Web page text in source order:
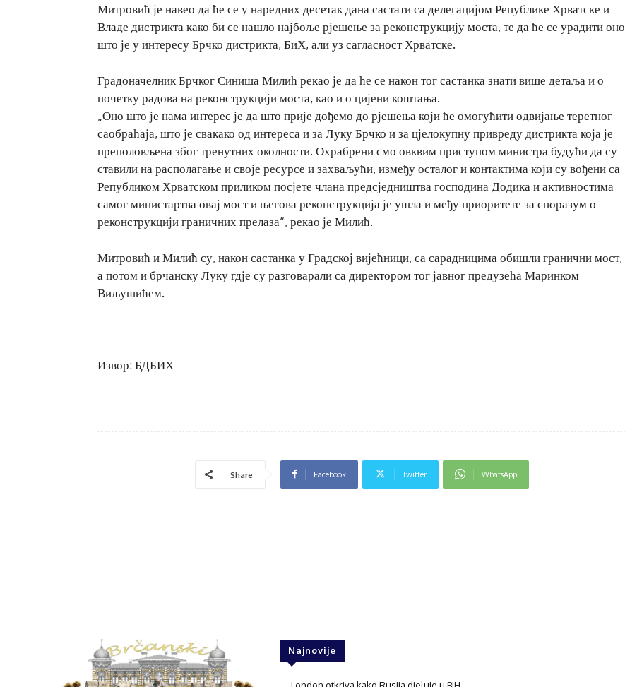
Митровић је навео да ће се у наредних десетак дана састати са делегацијом Републике Хрватске и
Владе дистрикта како би се нашло најбоље рјешење за реконструкцију моста, те да ће се урадити оно
што је у интересу Брчко дистрикта, БиХ, али уз сагласност Хрватске.
Градоначелник Брчког Синиша Милић рекао је да ће се након тог састанка знати више детаља и о
почетку радова на реконструкцији моста, као и о цијени коштања.
„Оно што је нама интерес је да што прије дођемо до рјешења који ће омогућити одвијање теретног
саобраћаја, што је свакако од интереса и за Луку Брчко и за цјелокупну привреду дистрикта која је
преполовљена због тренутних околности. Охрабрени смо овквим приступом министра будући да су
ставили на располагање и своје ресурсе и захваљући, између осталог и контактима који су вођени са
Републиком Хрватском приликом посјете члана предсједништва господина Додика и активностима
самог министартва овај мост и његова реконструкција је ушла и међу приоритете за споразум о
реконструкцији граничних прелаза“, рекао је Милић.
Митровић и Милић су, након састанка у Градској вијећници, са сарадницима обишли гранични мост,
а потом и брчанску Луку гдје су разговарали са директором тог јавног предузећа Маринком
Виљушићем.
Извор: БДБИХ
Share Facebook Twitter WhatsApp
Najnovije
London otkriva kako Rusija djeluje u BiH